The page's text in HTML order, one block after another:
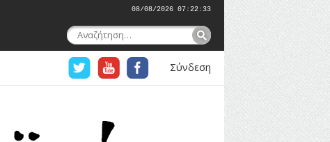
08/08/2026 07:22:35
Αναζήτηση
για:
Σύνδεση